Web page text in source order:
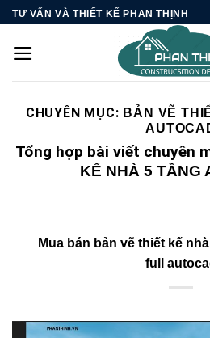
Skip
content
TƯ VẤN VÀ THIẾT KẾ PHAN THỊNH
CHUYÊN MỤC: BẢN VẼ
Tổng hợp bài viết chuyên
KẾ NHÀ 5 TẦNG
Mua bán bản vẽ thiết kế
full